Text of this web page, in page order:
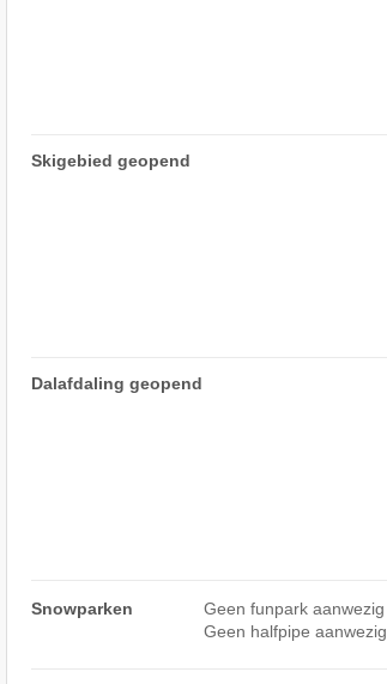
Skigebied geopend
Dalafdaling geopend
Snowparken
Geen funpark aanwezig
Geen halfpipe aanwezig